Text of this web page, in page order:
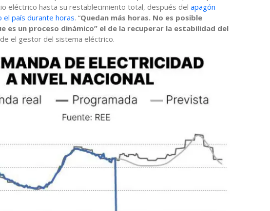
eléctrico hasta su restablecimiento total, después del apagón
el país durante horas. “Quedan más horas. No es posible
es un proceso dinámico” el de la recuperar la estabilidad del
el gestor del sistema eléctrico.